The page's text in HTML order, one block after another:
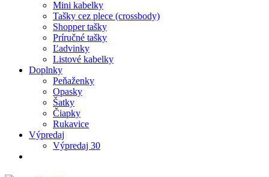
Mini kabelky
Tašky cez plece (crossbody)
Shopper tašky
Príručné tašky
Ľadvinky
Listové kabelky
Doplnky
Peňaženky
Opasky
Šatky
Čiapky
Rukavice
Výpredaj
Výpredaj 30